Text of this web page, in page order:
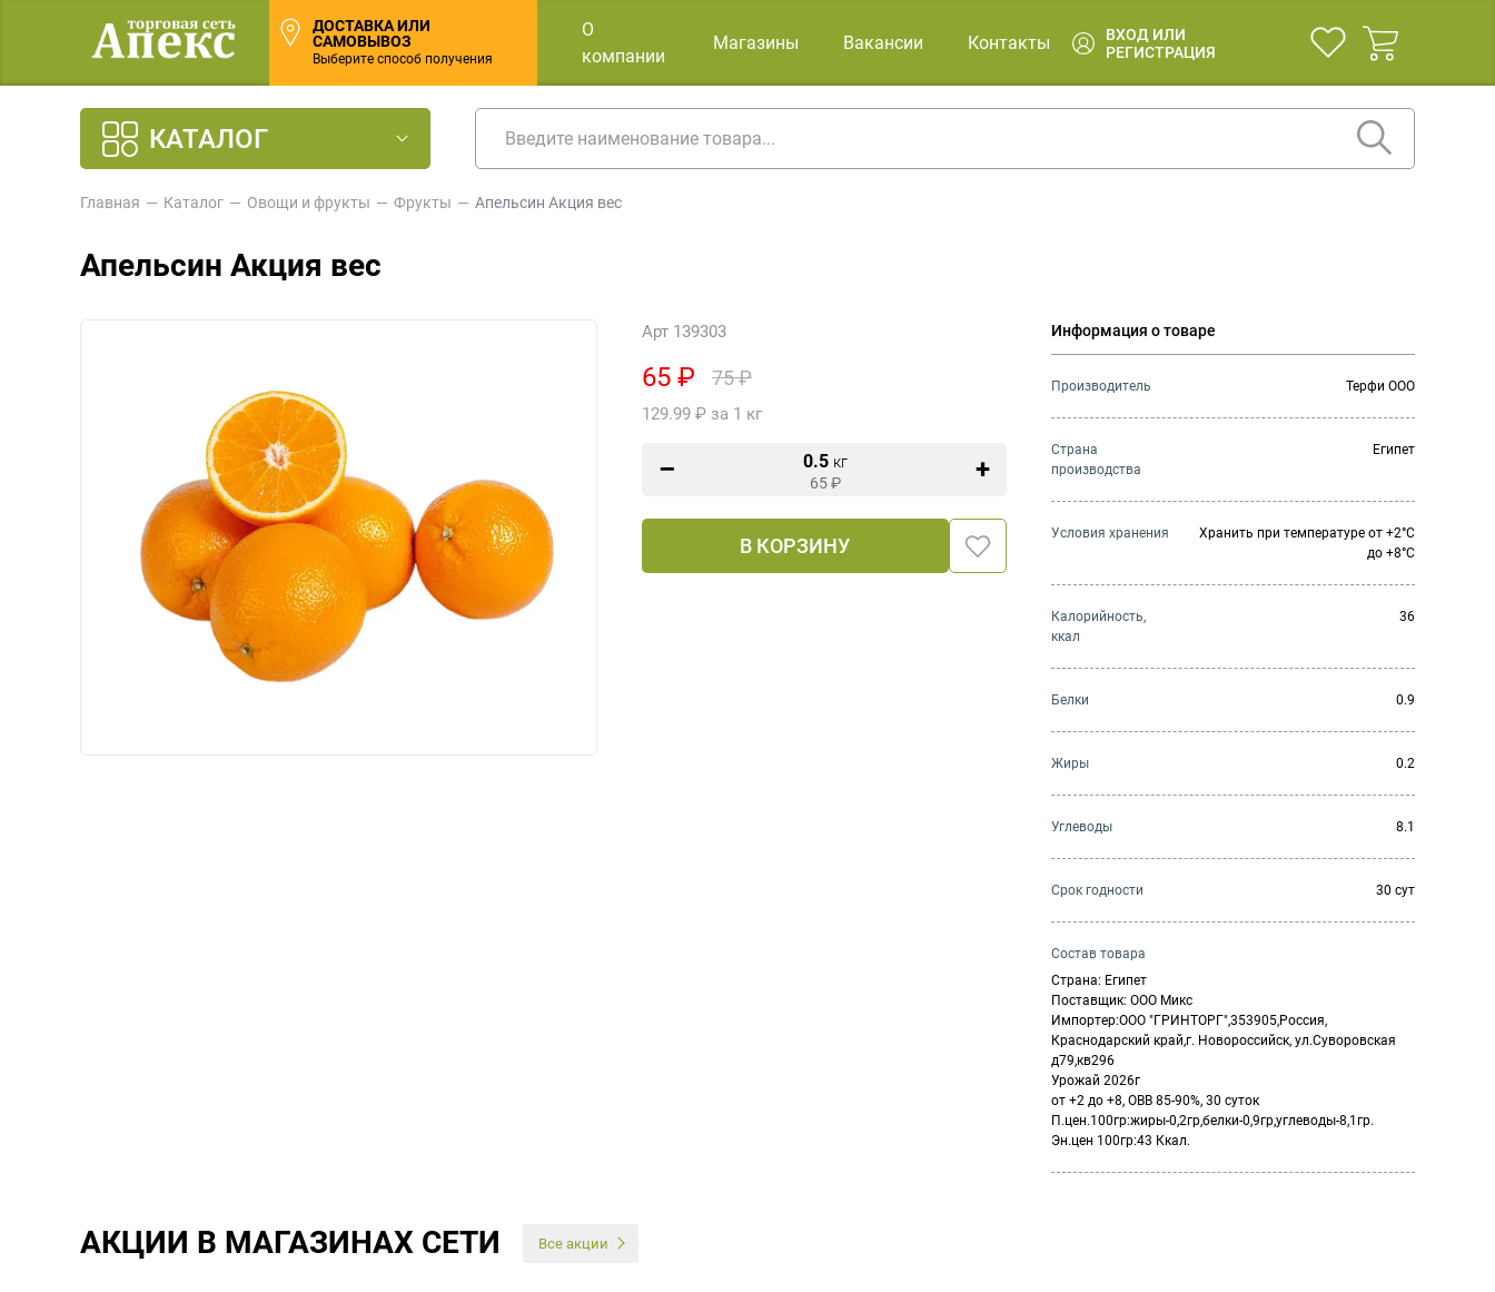
ДОСТАВКА ИЛИ
САМОВЫВОЗ
Выберите способ получения
О
компании
Магазины Вакансии Контакты
ВХОД ИЛИ
РЕГИСТРАЦИЯ
КАТАЛОГ
Главная Каталог Овощи и фрукты Фрукты Апельсин Акция вес
Апельсин Акция вес
Арт 139303
65 ₽ 75 ₽
129.99 ₽ за 1 кг
0.5 кг
65₽
В КОРЗИНУ
Информация о товаре
Производитель Терфи ООО
Страна
производства
Египет
Условия хранения
Хранить при температуре от +2°С
до +8°С
Калорийность,
ккал
36
Белки 0.9
Жиры 0.2
Углеводы 8.1
Cрок годности 30 сут
Состав товара
Страна: Египет
Поставщик: ООО Микс
Импортер:ООО "ГРИНТОРГ",353905,Россия,
Краснодарский край,г. Новороссийск, ул.Суворовская
д79,кв296
Урожай 2026г
от +2 до +8, ОВВ 85-90%, 30 суток
П.цен.100гр:жиры-0,2гр,белки-0,9гр,углеводы-8,1гр.
Эн.цен 100гр:43 Ккал.
АКЦИИ В МАГАЗИНАХ СЕТИ Все акции